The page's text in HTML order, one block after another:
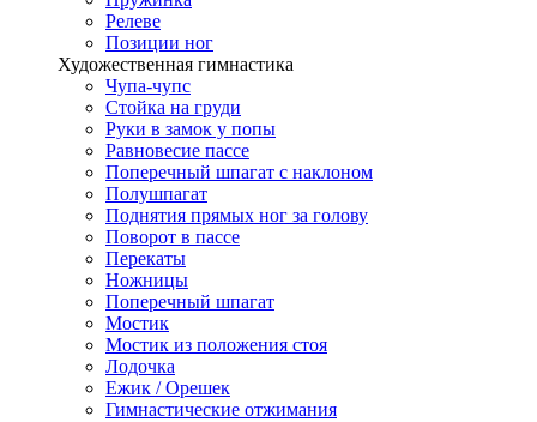
Релеве
Позиции ног
Художественная гимнастика
Чупа-чупс
Стойка на груди
Руки в замок у попы
Равновесие пассе
Поперечный шпагат с наклоном
Полушпагат
Поднятия прямых ног за голову
Поворот в пассе
Перекаты
Ножницы
Поперечный шпагат
Мостик
Мостик из положения стоя
Лодочка
Ежик / Орешек
Гимнастические отжимания